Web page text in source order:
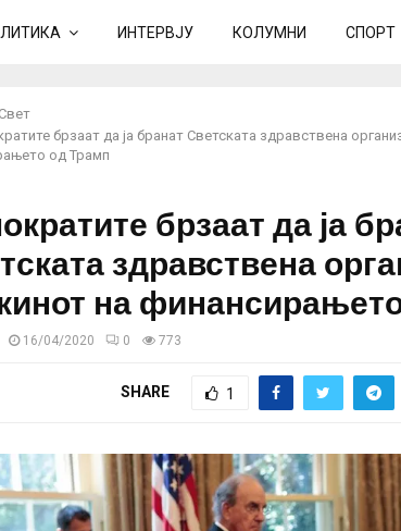
ИНТЕРВЈУ КОЛУМНИ СПОРТ
Свет
брзаат да ја бранат Светската здравствена
од Трамп
брзаат да ја
здравствена
на
16/04/2020 0 773
SHARE 1